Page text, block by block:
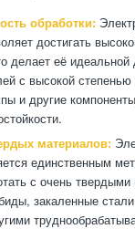
обработки:
достигать
делает её идеальной
с высокой степенью
и другие
материалов:
единственным
с очень
закаленные